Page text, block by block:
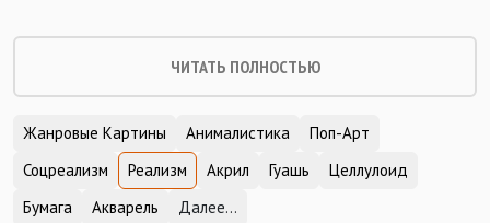
ЧИТАТЬ ПОЛНОСТЬЮ
Жанровые Картины Анималистика
Поп-Арт
Соцреализм
Реализм Акрил Гуашь
Целлулоид
Бумага
Акварель Далее...